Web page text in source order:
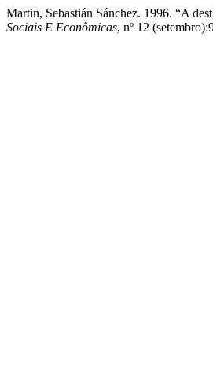
Martin, Sebastián Sánchez. 1996. “A
Sociais E Econômicas, nº 12